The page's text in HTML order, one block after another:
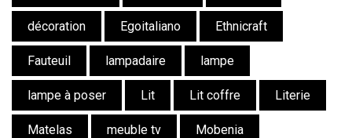
décoration Egoitaliano Ethnicraft
Fauteuil lampadaire lampe
lampe à poser Lit Lit coffre Literie
Matelas meuble tv Mobenia